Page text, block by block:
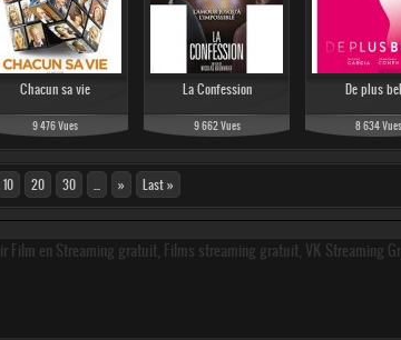
Chacun sa vie
9 476 Vues
La Confession
9 662 Vues
De plus
8 634 Vues
10 20 30 » Last »
en Streaming gratuit, Films streaming gratuit, VK Streaming